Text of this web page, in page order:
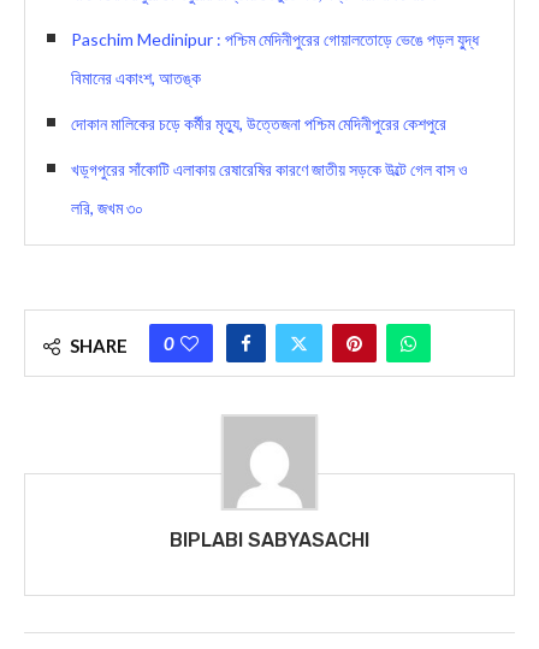
Paschim Medinipur : পশ্চিম মেদিনীপুরের গোয়ালতোড়ে ভেঙে পড়ল যু্দ্ধ
বিমানের একাংশ, আতঙ্ক
দোকান মালিকের চড়ে কর্মীর মৃত্যু, উত্তেজনা পশ্চিম মেদিনীপুরের কেশপুরে
খড়্গপুরের সাঁকোটি এলাকায় রেষারেষির কারণে জাতীয় সড়কে উল্টে গেল বাস ও
লরি, জখম ৩০
SHARE 0
BIPLABI SABYASACHI